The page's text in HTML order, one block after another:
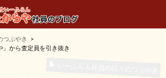
つぶやき
から査定員を引き抜き